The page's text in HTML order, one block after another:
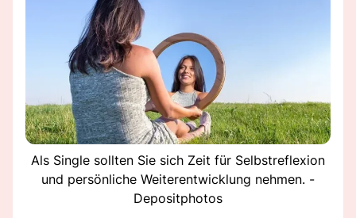
Als Single sollten Sie sich Zeit für Selbstreflexion
und persönliche Weiterentwicklung nehmen. -
Depositphotos